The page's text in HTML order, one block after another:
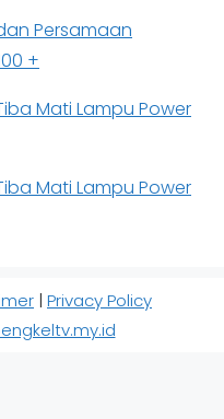
Persamaan
+
Mati Lampu Power
Mati Lampu Power
| Privacy Policy